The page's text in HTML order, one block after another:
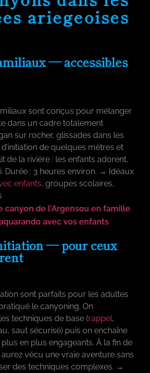
ariégeoises
— accessibles
sont conçus pour mélanger
dans un cadre totalement
sur rocher, glissades dans les
de quelques mètres et
de la rivière : les enfants adorent,
Durée : 3 heures environ. → Idéaux
enfants, groupes scolaires,
canyon de l’Argensou en famille
avec vos enfants
— pour ceux
sont parfaits pour les adultes
le canyoning. On
techniques de base (rappel,
saut sécurisé) puis on enchaîne
en plus engageants. À la fin de
vécu une vraie aventure sans
des techniques complexes. →